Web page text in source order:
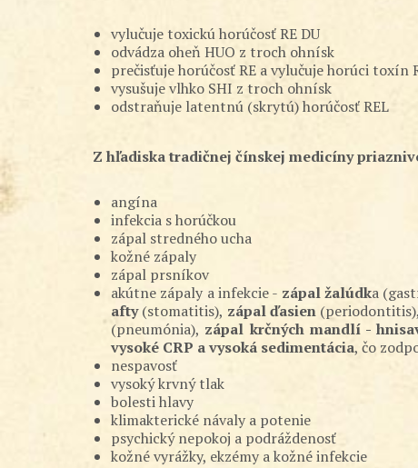
vylučuje toxickú horúčosť RE DU
odvádza oheň HUO z troch ohnísk
prečisťuje horúčosť RE a vylučuje horúci toxín
vysušuje vlhko SHI z troch ohnísk
odstraňuje latentnú (skrytú) horúčosť REL
Z hľadiska tradičnej čínskej medicíny
angína
infekcia s horúčkou
zápal stredného ucha
kožné zápaly
zápal prsníkov
akútne zápaly a infekcie - zápal žalúdka
afty(stomatitis), zápal ďasien (periodontitis),
(pneumónia), zápal krčných mandlí -
vysoké CRP a vysoká sedimentácia, čo
nespavosť
vysoký krvný tlak
bolesti hlavy
klimakterické návaly a potenie
psychický nepokoj a podráždenosť
kožné vyrážky, ekzémy a kožné infekcie